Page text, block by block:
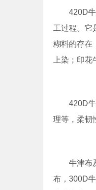
420D
工过程。它
糊料的存在
上染；印
420D
理等，柔韧
牛津布
布，300D